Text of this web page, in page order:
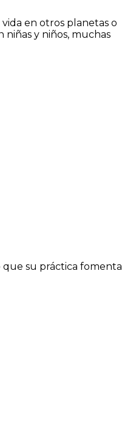
en otros planetas o
niñas y niños, muchas
que su práctica fomenta